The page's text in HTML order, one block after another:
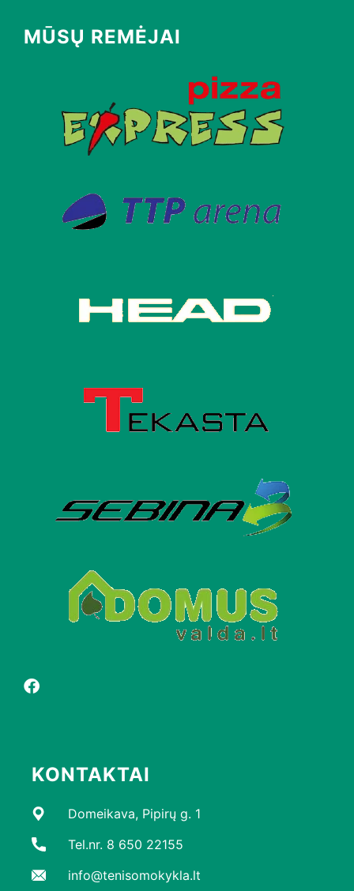
MŪSŲ REMĖJAI
KONTAKTAI
Domeikava, Pipirų g. 1
Tel.nr. 8 650 22155
info@tenisomokykla.lt